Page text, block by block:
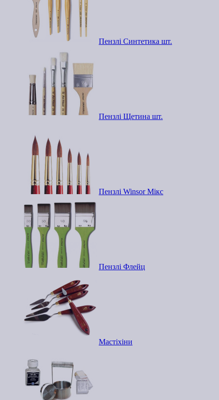
Пензлі Синтетика шт.
Пензлі Щетина шт.
Пензлі Winsor Мікс
Пензлі Флейц
Мастіхіни